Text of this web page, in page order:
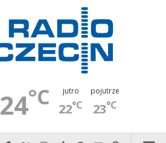
24°C jutro
22°C
pojutrze
23°C